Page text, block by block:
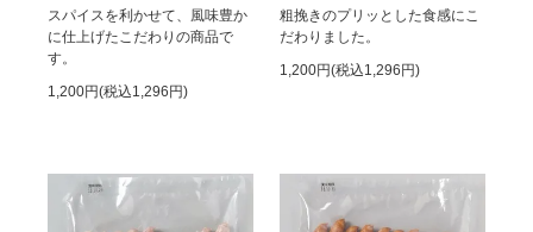
スパイスを利かせて、風味豊か
に仕上げたこだわりの商品で
す。
1,200円(税込1,296円)
粗挽きのプリッとした食感にこ
だわりました。
1,200円(税込1,296円)